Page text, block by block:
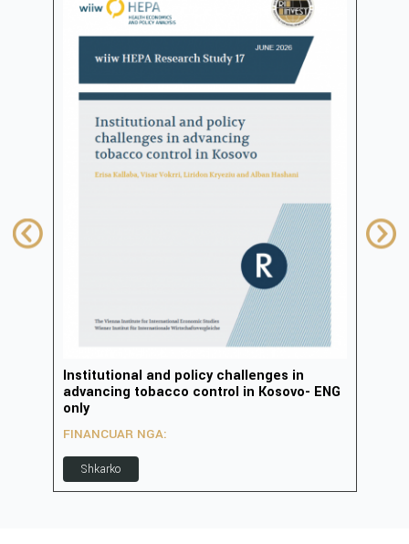
Institutional and policy challenges in
advancing tobacco control in Kosovo- ENG
only
FINANCUAR NGA:
Shkarko